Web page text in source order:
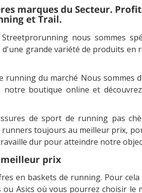
marques du Secteur.
et Trail.
nous sommes
grande variété de produits en
running du marché Nous sommes
notre boutique online et
de sport de running pas
toujours au meilleur prix,
dur pour atteindre notre
meilleur prix
en baskets de running. Pour cela
Asics où vous pourrez choisir le